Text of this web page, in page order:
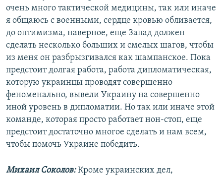
очень много тактической медицины, так или иначе
я общаюсь с военными, сердце кровью обливается,
до оптимизма, наверное, еще Запад должен
сделать несколько больших и смелых шагов, чтобы
из меня он разбрызгивался как шампанское. Пока
предстоит долгая работа, работа дипломатическая,
которую украинцы проводят совершенно
феноменально, вывели Украину на совершенно
иной уровень в дипломатии. Но так или иначе этой
команде, которая просто работает нон-стоп, еще
предстоит достаточно многое сделать и нам всем,
чтобы помочь Украине победить.
Михаил Соколов:Кроме украинских дел,